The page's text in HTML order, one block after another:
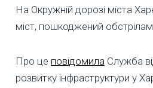
На Окружній дорозі міста
міст, пошкоджений
Про це повідомила Служба
розвитку інфраструктури у